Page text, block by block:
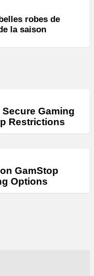
robes de
la saison
Gaming
Restrictions
GamStop
Options